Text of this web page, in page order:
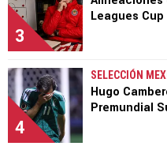
3
Leagues Cup
4
SELECCIÓN
Hugo
Premundial